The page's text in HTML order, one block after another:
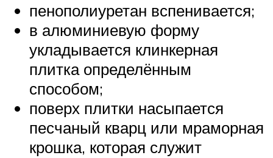
пенополиуретан вспенивается;
в алюминиевую форму
укладывается клинкерная
плитка определённым
способом;
поверх плитки насыпается
песчаный кварц или мраморная
крошка, которая служит